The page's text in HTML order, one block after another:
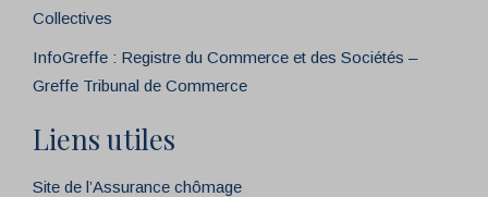
Collectives
InfoGreffe : Registre du Commerce et des Sociétés –
Greffe Tribunal de Commerce
Liens utiles
Site de l’Assurance chômage